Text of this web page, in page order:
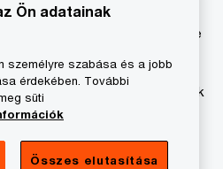
jog fenntartva. A „PwC”
Könyvvizsgáló Kft.-re
jogi személyekből álló
Limited hálózatának
Ön adatainak
személyre szabása és a jobb
érdekében. További
süti
Összes elutasítása